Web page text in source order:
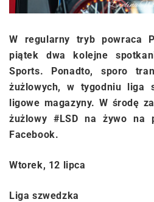
W regularny tryb powraca
piątek dwa kolejne
Sports. Ponadto, sporo
żużlowych, w tygodniu liga
ligowe magazyny. W środę
żużlowy #LSD na żywo na
Facebook.
Wtorek, 12 lipca
Liga szwedzka